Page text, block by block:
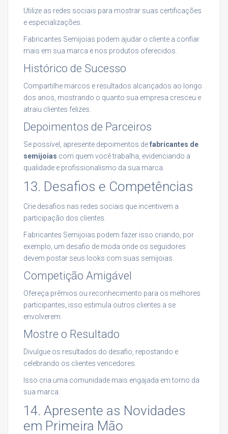
Utilize as redes sociais para mostrar suas certificações
e especializações.
Fabricantes Semijoias podem ajudar o cliente a confiar
mais em sua marca e nos produtos oferecidos.
Histórico de Sucesso
Compartilhe marcos e resultados alcançados ao longo
dos anos, mostrando o quanto sua empresa cresceu e
atraiu clientes felizes.
Depoimentos de Parceiros
Se possível, apresente depoimentos defabricantes de
semijoias com quem você trabalha, evidenciando a
qualidade e profissionalismo da sua marca.
13. Desafios e Competências
Crie desafios nas redes sociais que incentivem a
participação dos clientes.
Fabricantes Semijoias podem fazer isso criando, por
exemplo, um desafio de moda onde os seguidores
devem postar seus looks com suas semijoias.
Competição Amigável
Ofereça prêmios ou reconhecimento para os melhores
participantes, isso estimula outros clientes a se
envolverem.
Mostre o Resultado
Divulgue os resultados do desafio, repostando e
celebrando os clientes vencedores.
Isso cria uma comunidade mais engajada em torno da
sua marca.
14. Apresente as Novidades
em Primeira Mão